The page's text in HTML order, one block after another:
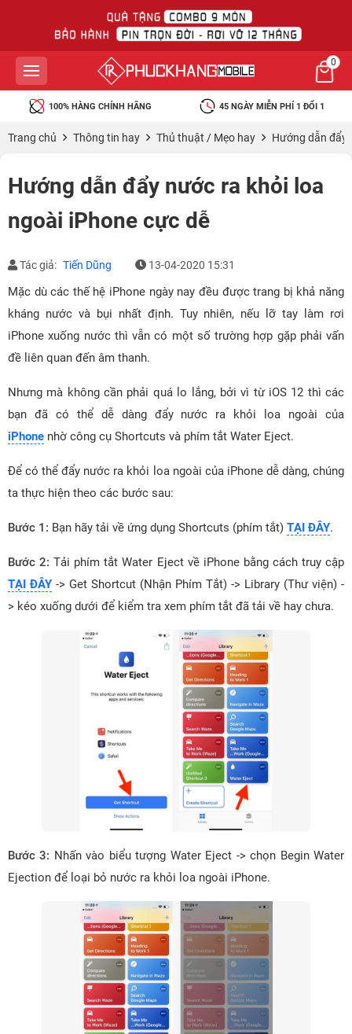
0
100% HÀNG CHÍNH HÃNG 45 NGÀY MIỄN PHÍ 1 ĐỔI 1
Trang chủ Thông tin hay Thủ thuật / Mẹo hay Hướng dẫn đẩy
Hướng dẫn đẩy nước ra khỏi loa
ngoài iPhone cực dễ
Tác giả: Tiến Dũng 13-04-2020 15:31
Mặc dù các thế hệ iPhone ngày nay đều được trang bị khả năng
kháng nước và bụi nhất định. Tuy nhiên, nếu lỡ tay làm rơi
iPhone xuống nước thì vẫn có một số trường hợp gặp phải vấn
đề liên quan đến âm thanh.
Nhưng mà không cần phải quá lo lắng, bởi vì từ iOS 12 thì các
bạn đã có thể dễ dàng đẩy nước ra khỏi loa ngoài của
iPhone nhờ công cụ Shortcuts và phím tắt Water Eject.
Để có thể đẩy nước ra khỏi loa ngoài của iPhone dễ dàng, chúng
ta thực hiện theo các bước sau:
Bước 1: Bạn hãy tải về ứng dụng Shortcuts (phím tắt) TẠI ĐÂY.
Bước 2: Tải phím tắt Water Eject về iPhone bằng cách truy cập
TẠI ĐÂY -> Get Shortcut (Nhận Phím Tắt) -> Library (Thư viện) -
> kéo xuống dưới để kiểm tra xem phím tắt đã tải về hay chưa.
Bước 3: Nhấn vào biểu tượng Water Eject -> chọn Begin Water
Ejection để loại bỏ nước ra khỏi loa ngoài iPhone.